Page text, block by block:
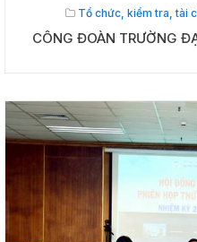
Tổ chức, kiểm tra, tài
CÔNG ĐOÀN TRƯỜNG